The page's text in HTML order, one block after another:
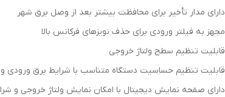
دارای مدار تأخیر برای محافظت بیشتر بعد از وصل برق شهر
مجهز به فیلتر ورودی برای حذف نویزهای فرکانس بالا
قابلیت تنظیم سطح ولتاژ خروجی
قابلیت تنظیم حساسیت دستگاه متناسب با شرایط برق ورودی و
دارای صفحه نمایش دیجیتال با امکان نمایش ولتاژ خروجی و